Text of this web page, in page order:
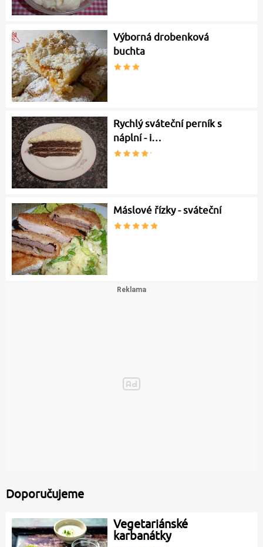
Výborná drobenková
buchta
Rychlý sváteční perník s
náplní - i…
Máslové řízky - sváteční
Doporučujeme
Vegetariánské
karbanátky